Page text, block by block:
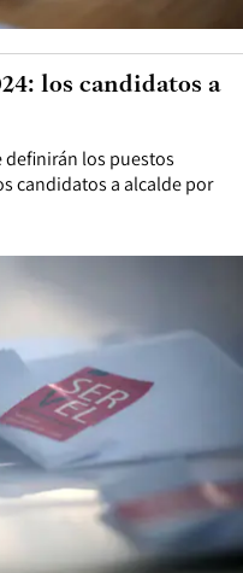
definirán los puestos
candidatos a alcalde por
los candidatos a